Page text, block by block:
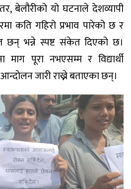
बेलौरीको यो घटनाले देशव्यापी
कति गहिरो प्रभाव पारेको छ र
भन्ने स्पष्ट संकेत दिएको छ।
माग पूरा नभएसम्म र विद्यार्थी
जारी राख्ने बताएका छन्।